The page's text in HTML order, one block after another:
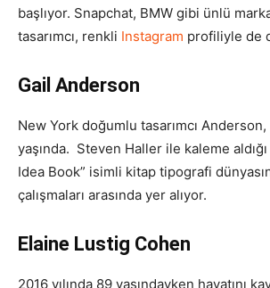
başlıyor. Snapchat, BMW gibi ünlü
tasarımcı, renkli Instagram profiliyle de
Gail Anderson
New York doğumlu tasarımcı
yaşında. Steven Haller ile kaleme
Idea Book” isimli kitap tipografi
çalışmaları arasında yer alıyor.
Elaine Lustig Cohen
2016 yılında 89 yaşındayken hayatını